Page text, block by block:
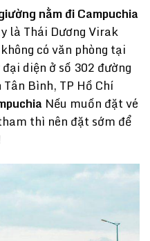
nằm đi Campuchia
là Thái Dương Virak
có văn phòng tại
diện ở số 302 đường
Bình, TP Hồ Chí
Nếu muốn đặt vé
thì nên đặt sớm để